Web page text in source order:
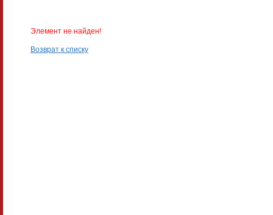
Элемент не найден!
Возврат к списку